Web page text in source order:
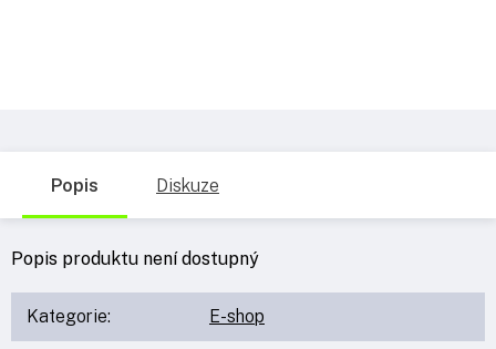
Popis Diskuze
Popis produktu není dostupný
Kategorie: E-shop